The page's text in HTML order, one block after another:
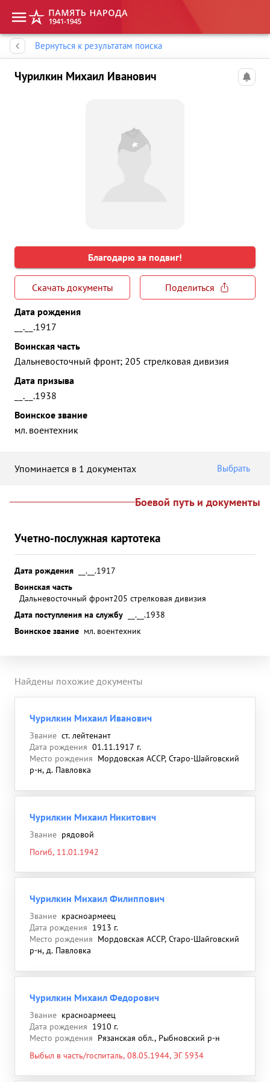
Вернуться к результатам поиска
Чурилкин Михаил Иванович
Благодарю за подвиг!
Скачать документы
Поделиться
Дата рождения
__.__.1917
Воинская часть
Дальневосточный фронт; 205 стрелковая дивизия
Дата призыва
__.__.1938
Воинское звание
мл. воентехник
Упоминается в 1 документах Выбрать
Боевой путь и документы
Учетно-послужная картотека
Дата рождения
__.__.1917
Воинская часть
Дальневосточный фронт205 стрелковая дивизия
Дата поступления на службу
__.__.1938
Воинское звание мл. воентехник
Найдены похожие документы
Чурилкин Михаил Иванович
Звание ст. лейтенант
Дата рождения 01.11.1917 г.
Место рождения Мордовская АССР, Старо-Шайговский
р-н, д. Павловка
Чурилкин Михаил Никитович
Звание рядовой
Погиб, 11.01.1942
Чурилкин Михаил Филиппович
Звание красноармеец
Дата рождения 1913 г.
Место рождения Мордовская АССР, Старо-Шайговский
р-н, д. Павловка
Чурилкин Михаил Федорович
Звание красноармеец
Дата рождения 1910 г.
Место рождения Рязанская обл., Рыбновский р-н
Выбыл в часть/госпиталь, 08.05.1944, ЭГ 5934
Память народа